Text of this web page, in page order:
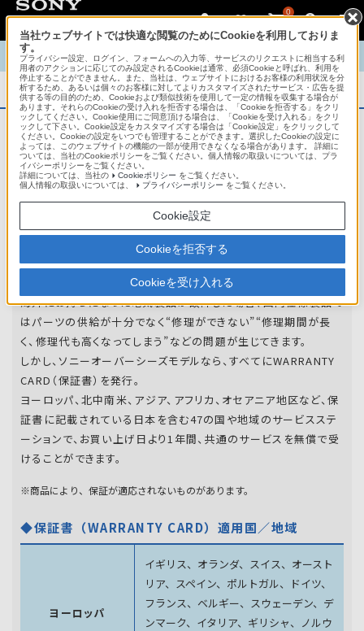
0
TOP 商品概要 商品情報 English 中文
商品概要
アフターサービス
オーバーシーズモデルは、いろいろな国
地域で共通の保証を実施しています。
世界47の国や地域で共通の保証サービスを実施し
ています。
海外にお持ちになった電気製品が故障した場合、国内仕様製品で
はパーツの供給が十分でなく“修理ができない”“修理期間が長
く、修理代も高くなってしまう”などの問題が生じてきます。
しかし、ソニーオーバーシーズモデルなら、すべてにWARRANTY
CARD（保証書）を発行。
ヨーロッパ、北中南米、アジア、アフリカ、オセアニア地区など、保
証書に記載されている日本を含む47の国や地域のサービスステ
ーションで、お買い上げ日より1年間、共通のサービスを無償で受
けることができます。
※商品により、保証が適応されないものがあります。
◆保証書（WARRANTY CARD）適用国／地域
ヨーロッパ
イギリス、オランダ、スイス、オースト
リア、スペイン、 ポルトガル、ドイツ、
フランス、ベルギー、スウェーデン、 デ
ンマーク、イタリア、ギリシャ、ノルウ
当社ウェブサイトでは快適な閲覧のためにCookieを利用しておりま
す。
プライバシー設定、ログイン、フォームへの入力等、サービスのリクエストに相当する利
用者のアクションに応じてのみ設定されるCookieは通常、必須Cookieと呼ばれ、利用を
停止することができません。また、当社は、ウェブサイトにおけるお客様の利用状況を分
析するため、あるいは個々のお客様に対してよりカスタマイズされたサービス・広告を提
供する等の目的のため、Cookieおよび類似技術を使用して一定の情報を収集する場合が
あります。それらのCookieの受け入れを拒否する場合は、「Cookieを拒否する」をクリ
ックしてください。Cookie使用にご同意頂ける場合は、「Cookieを受け入れる」をクリ
ックして下さい。Cookie設定をカスタマイズする場合は「Cookie設定」をクリックして
ください。Cookieの設定をいつでも管理することができます。選択したCookieの設定に
よっては、このウェブサイトの機能の一部が使用できなくなる場合があります。 詳細に
ついては、当社のCookieポリシーをご覧ください。個人情報の取扱いについては、プラ
イバシーポリシーをご覧ください。
詳細については、当社の
Cookieポリシー をご覧ください。
個人情報の取扱いについては、
プライバシーポリシー をご覧ください。
Cookie設定
Cookieを拒否する
Cookieを受け入れる